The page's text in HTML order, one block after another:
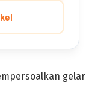
gelar